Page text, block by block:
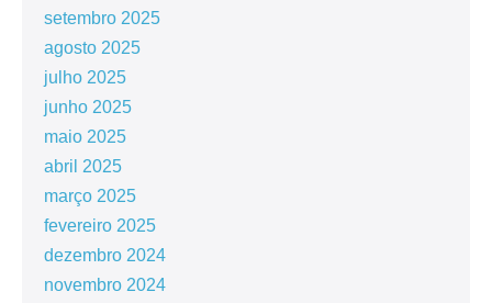
setembro 2025
agosto 2025
julho 2025
junho 2025
maio 2025
abril 2025
março 2025
fevereiro 2025
dezembro 2024
novembro 2024